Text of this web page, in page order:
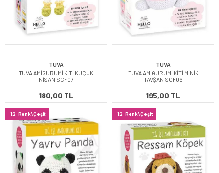
TUVA
TUVA AMİGURUMİ KİTİ KÜÇÜK
NİSAN SCF07
180,00 TL
TUVA
TUVA AMİGURUMİ KİTİ MİNİK
TAVŞAN SCF06
195,00 TL
12 Renk\Çeşit 12 Renk\Çeşit